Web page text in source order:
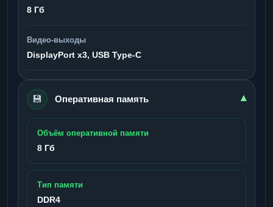
8 Гб
Видео-выходы
DisplayPort x3, USB Type-C
💾 Оперативная память ▾
Объём оперативной памяти
8 Гб
Тип памяти
DDR4